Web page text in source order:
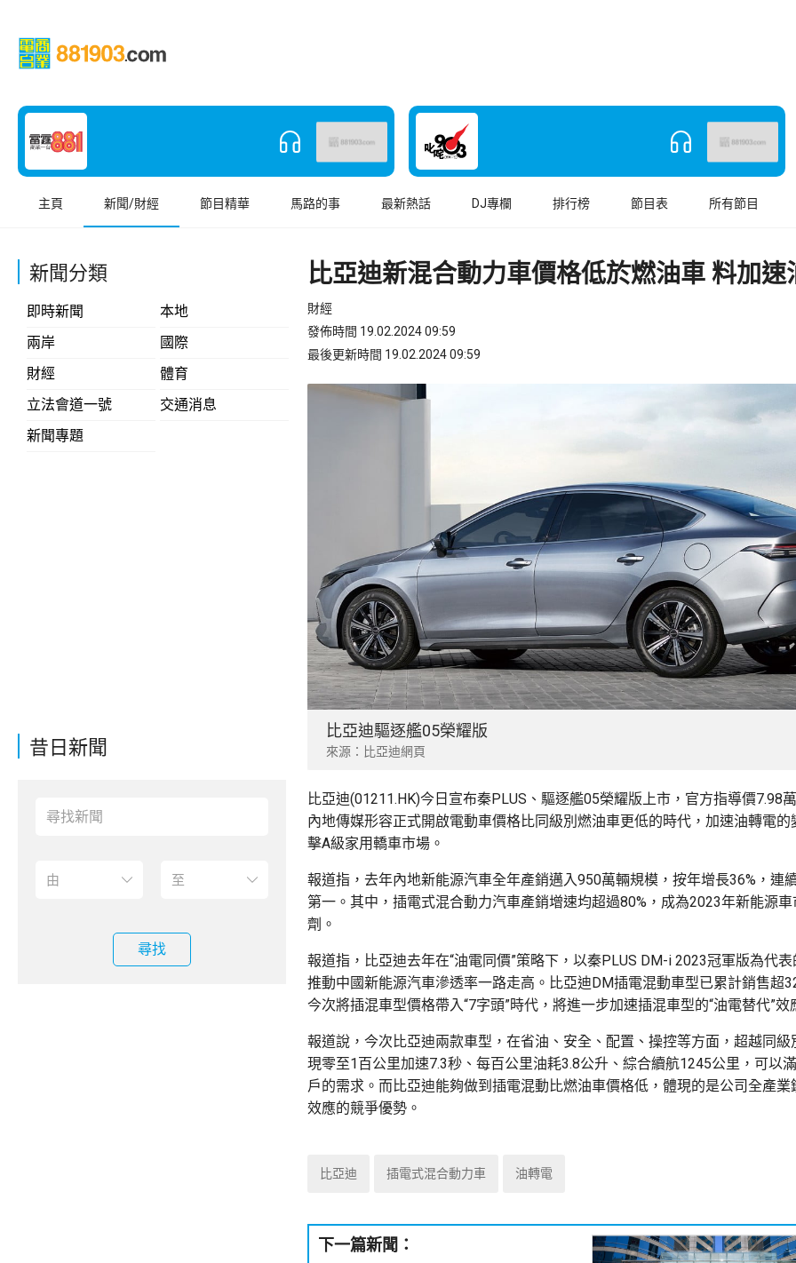
主頁 新聞/財經 節目精華 馬路的事 最新熱話 DJ專欄 排行榜 節目表 所有節目
新聞分類
即時新聞
本地
兩岸
國際
財經
體育
立法會道一號
交通消息
新聞專題
昔日新聞
尋找
比亞迪新混合動力車價格低於燃油車 料加速
財經
發佈時間 19.02.2024 09:59
最後更新時間 19.02.2024 09:59
比亞迪驅逐艦05榮耀版
來源：比亞迪網頁
比亞迪(01211.HK)今日宣布秦PLUS、驅逐艦05榮耀版上市，官方指導價7.98
內地傳媒形容正式開啟電動車價格比同級別燃油車更低的時代，加速油轉電的
擊A級家用轎車市場。
報道指，去年內地新能源汽車全年產銷邁入950萬輛規模，按年增長36%，連
第一。其中，插電式混合動力汽車產銷增速均超過80%，成為2023年新能源
劑。
報道指，比亞迪去年在“油電同價”策略下，以秦PLUS DM-i 2023冠軍版為代
推動中國新能源汽車滲透率一路走高。比亞迪DM插電混動車型已累計銷售超
今次將插混車型價格帶入“7字頭”時代，將進一步加速插混車型的“油電替代”效
報道說，今次比亞迪兩款車型，在省油、安全、配置、操控等方面，超越同級
現零至1百公里加速7.3秒、每百公里油耗3.8公升、綜合續航1245公里，可以
戶的需求。而比亞迪能夠做到插電混動比燃油車價格低，體現的是公司全產業
效應的競爭優勢。
比亞迪 插電式混合動力車 油轉電
下一篇新聞：